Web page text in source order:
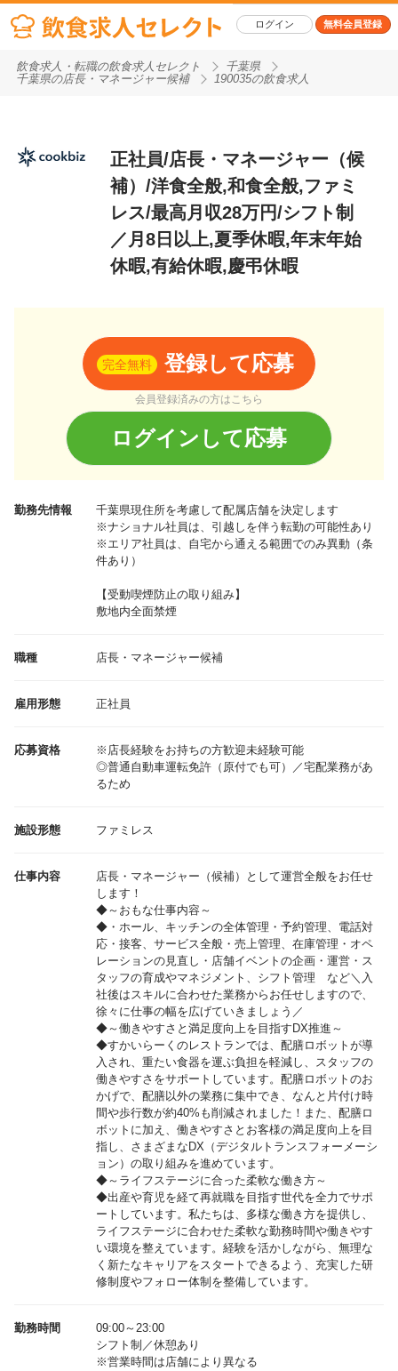
ログイン 無料会員登録
飲食求人・転職の飲食求人セレクト
千葉県
千葉県の店長・マネージャー候補
190035の飲食求人
正社員/店長・マネージャー（候
補）/洋食全般,和食全般,ファミ
レス/最高月収28万円/シフト制
／月8日以上,夏季休暇,年末年始
休暇,有給休暇,慶弔休暇
完全無料 登録して応募
会員登録済みの方はこちら
ログインして応募
勤務先情報 千葉県現住所を考慮して配属店舗を決定します
※ナショナル社員は、引越しを伴う転勤の可能性あり
※エリア社員は、自宅から通える範囲でのみ異動（条
件あり）
【受動喫煙防止の取り組み】
敷地内全面禁煙
職種 店長・マネージャー候補
雇用形態 正社員
応募資格
※店長経験をお持ちの方歓迎未経験可能
◎普通自動車運転免許（原付でも可）／宅配業務があ
るため
施設形態 ファミレス
仕事内容
店長・マネージャー（候補）として運営全般をお任せ
します！
◆～おもな仕事内容～
◆・ホール、キッチンの全体管理・予約管理、電話対
応・接客、サービス全般・売上管理、在庫管理・オペ
レーションの見直し・店舗イベントの企画・運営・ス
タッフの育成やマネジメント、シフト管理 など＼入
社後はスキルに合わせた業務からお任せしますので、
徐々に仕事の幅を広げていきましょう／
◆～働きやすさと満足度向上を目指すDX推進～
◆すかいらーくのレストランでは、配膳ロボットが導
入され、重たい食器を運ぶ負担を軽減し、スタッフの
働きやすさをサポートしています。配膳ロボットのお
かげで、配膳以外の業務に集中でき、なんと片付け時
間や歩行数が約40%も削減されました！また、配膳ロ
ボットに加え、働きやすさとお客様の満足度向上を目
指し、さまざまなDX（デジタルトランスフォーメーシ
ョン）の取り組みを進めています。
◆～ライフステージに合った柔軟な働き方～
◆出産や育児を経て再就職を目指す世代を全力でサポ
ートしています。私たちは、多様な働き方を提供し、
ライフステージに合わせた柔軟な勤務時間や働きやす
い環境を整えています。経験を活かしながら、無理な
く新たなキャリアをスタートできるよう、充実した研
修制度やフォロー体制を整備しています。
勤務時間
09:00～23:00
シフト制／休憩あり
※営業時間は店舗により異なる